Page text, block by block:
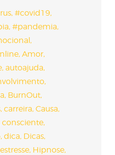
#covid19
#pandemia
Amor
autoajuda
BurnOut
carreira Causa
consciente
dica Dicas
estresse Hipnose